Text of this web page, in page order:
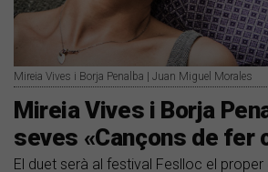
Mireia Vives i Borja Penalba | Juan Miguel Morales
Mireia Vives i Borja
seves «Cançons de fer
El duet serà al festival Feslloc el